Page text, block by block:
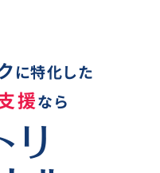
に特化した
援なら